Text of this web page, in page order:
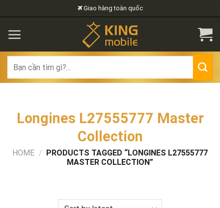
to
content
Giao hàng toàn quốc
for:
Longines L27555777 Master
Collection
HOME / PRODUCTS TAGGED “LONGINES L27555777
MASTER COLLECTION”